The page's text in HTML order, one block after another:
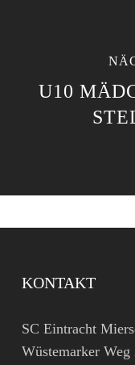
U10
KONTAKT
SC Eintracht
Wüstemarker Weg